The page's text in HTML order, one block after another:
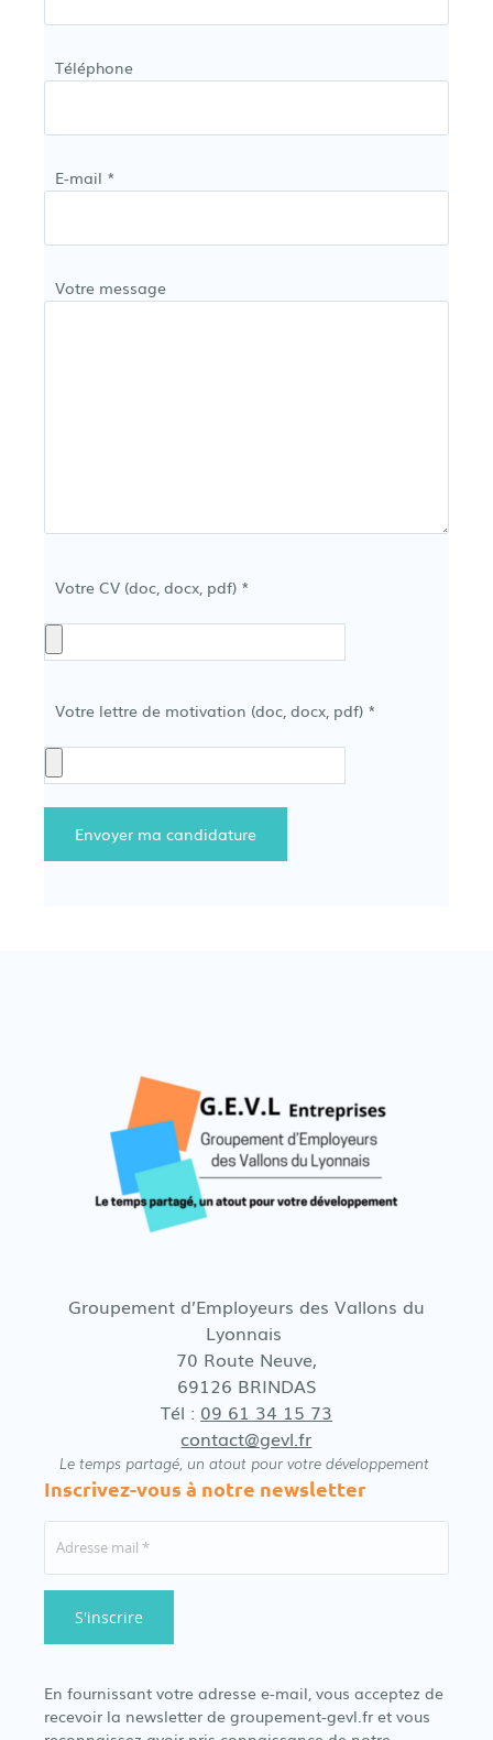
Téléphone
E-mail *
Votre message
Votre CV (doc, docx, pdf) *
Votre lettre de motivation (doc, docx, pdf) *
Groupement d’Employeurs des Vallons du
Lyonnais
70 Route Neuve,
69126 BRINDAS
Tél : 09 61 34 15 73
contact@gevl.fr
Le temps partagé, un atout pour votre développement
Inscrivez-vous à notre newsletter
En fournissant votre adresse e-mail, vous acceptez de
recevoir la newsletter de groupement-gevl.fr et vous